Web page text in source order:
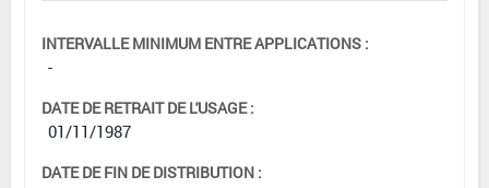
INTERVALLE MINIMUM ENTRE APPLICATIONS :
-
DATE DE RETRAIT DE L'USAGE :
01/11/1987
DATE DE FIN DE DISTRIBUTION :